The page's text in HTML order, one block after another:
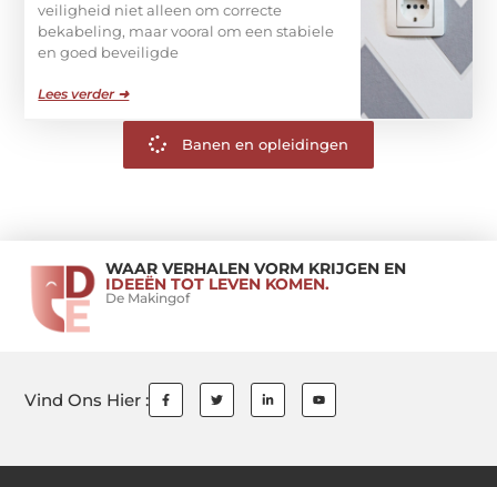
veiligheid niet alleen om correcte
bekabeling, maar vooral om een stabiele
en goed beveiligde
Lees verder ➜
Banen en opleidingen
WAAR VERHALEN VORM KRIJGEN EN
IDEEËN TOT LEVEN KOMEN.
De Makingof
Vind Ons Hier :